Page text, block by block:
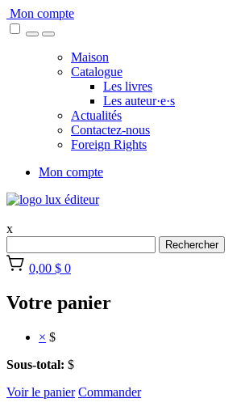
Skip
to
Mon compte
Maison
Catalogue
Les livres
Les auteur·e·s
Actualités
Contactez-nous
Foreign Rights
Mon compte
x
Rechercher
0,00 $ 0
Votre panier
× $
Sous-total: $
Voir le panier Commander